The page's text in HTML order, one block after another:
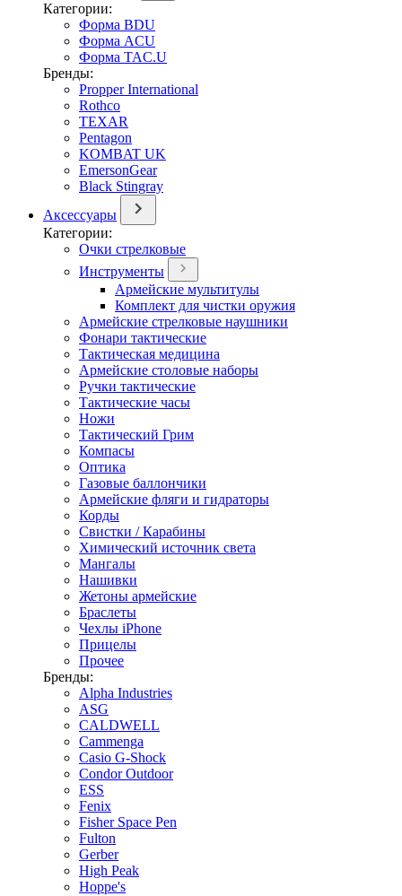
Категории:
Форма BDU
Форма ACU
Форма TAC.U
Бренды:
Propper International
Rothco
TEXAR
Pentagon
KOMBAT UK
EmersonGear
Black Stingray
Аксессуары
Категории:
Очки стрелковые
Инструменты
Армейские мультитулы
Комплект для чистки оружия
Армейские стрелковые наушники
Фонари тактические
Тактическая медицина
Армейские столовые наборы
Ручки тактические
Тактические часы
Ножи
Тактический Грим
Компасы
Оптика
Газовые баллончики
Армейские фляги и гидраторы
Корды
Свистки / Карабины
Химический источник света
Мангалы
Нашивки
Жетоны армейские
Браслеты
Чехлы iPhone
Прицелы
Прочее
Бренды:
Alpha Industries
ASG
CALDWELL
Cammenga
Casio G-Shock
Condor Outdoor
ESS
Fenix
Fisher Space Pen
Fulton
Gerber
High Peak
Hoppe's